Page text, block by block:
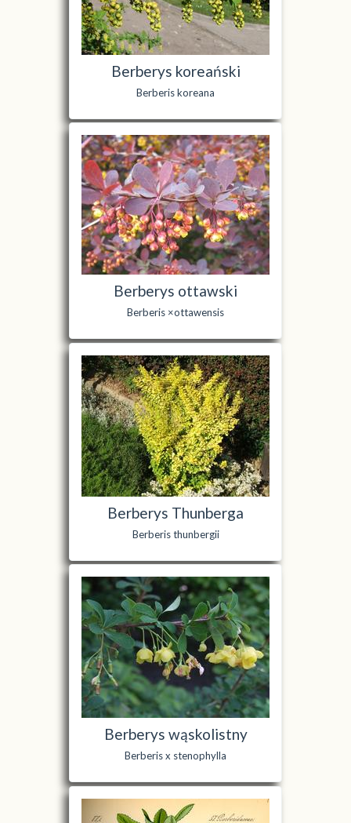
Berberys koreański
Berberis koreana
Berberys ottawski
Berberis ×ottawensis
Berberys Thunberga
Berberis thunbergii
Berberys wąskolistny
Berberis x stenophylla